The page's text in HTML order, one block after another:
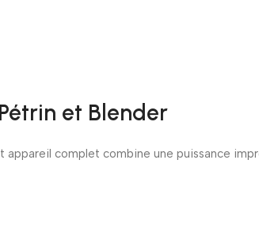
et Blender
appareil complet combine une puissance